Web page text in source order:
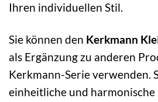
Ihren individuellen Stil.
Sie können den Kerkmann
als Ergänzung zu anderen
Kerkmann-Serie verwenden.
einheitliche und